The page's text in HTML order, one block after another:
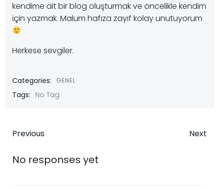
kendime ait bir blog oluşturmak ve öncelikle kendim
için yazmak. Malum hafıza zayıf kolay unutuyorum
Herkese sevgiler.
Categories: GENEL
Tags: No Tag
Post
navigation
Previous Next
No responses yet